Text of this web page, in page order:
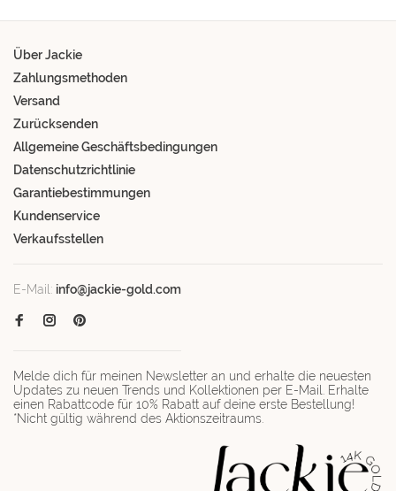
Über Jackie
Zahlungsmethoden
Versand
Zurücksenden
Allgemeine Geschäftsbedingungen
Datenschutzrichtlinie
Garantiebestimmungen
Kundenservice
Verkaufsstellen
E-Mail: info@jackie-gold.com
Melde dich für meinen Newsletter an und erhalte die neuesten
Updates zu neuen Trends und Kollektionen per E-Mail. Erhalte
einen Rabattcode für 10% Rabatt auf deine erste Bestellung!
*Nicht gültig während des Aktionszeitraums.